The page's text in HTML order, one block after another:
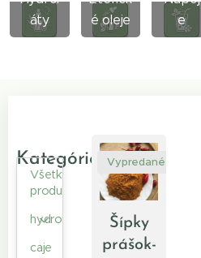
áty
é oleje
e
Kategórie
Všetky
produkty
hydrolaty
caje
Šípky
prášok-
Vypredané